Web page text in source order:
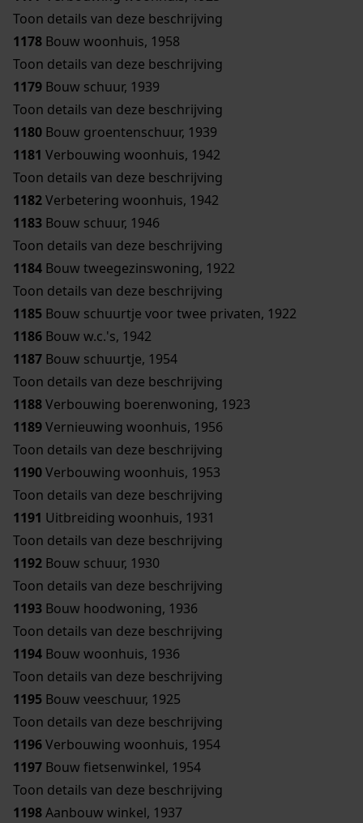
Toon details van deze beschrijving
1178 Bouw woonhuis, 1958
Toon details van deze beschrijving
1179 Bouw schuur, 1939
Toon details van deze beschrijving
1180 Bouw groentenschuur, 1939
1181 Verbouwing woonhuis, 1942
Toon details van deze beschrijving
1182Verbetering woonhuis, 1942
1183 Bouw schuur, 1946
Toon details van deze beschrijving
1184 Bouw tweegezinswoning, 1922
Toon details van deze beschrijving
1185 Bouw schuurtje voor twee privaten, 1922
1186 Bouw w.c.'s, 1942
1187 Bouw schuurtje, 1954
Toon details van deze beschrijving
1188Verbouwing boerenwoning, 1923
1189Vernieuwing woonhuis, 1956
Toon details van deze beschrijving
1190Verbouwing woonhuis, 1953
Toon details van deze beschrijving
1191 Uitbreiding woonhuis, 1931
Toon details van deze beschrijving
1192 Bouw schuur, 1930
Toon details van deze beschrijving
1193 Bouw hoodwoning, 1936
Toon details van deze beschrijving
1194 Bouw woonhuis, 1936
Toon details van deze beschrijving
1195 Bouw veeschuur, 1925
Toon details van deze beschrijving
1196Verbouwing woonhuis, 1954
1197 Bouw fietsenwinkel, 1954
Toon details van deze beschrijving
1198Aanbouw winkel, 1937